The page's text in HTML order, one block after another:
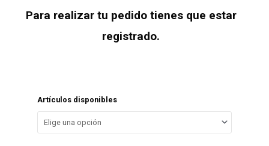
Para realizar tu pedido tienes que estar
registrado.
Artículos disponibles